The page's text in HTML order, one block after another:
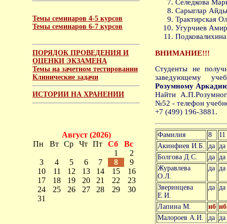
Темы семинаров 4-5 курсов
Темы семинаров 6-7 курсов
ПОРЯДОК ПРОВЕДЕНИЯ И
ОЦЕНКИ ЭКЗАМЕНА
Темы на зачетном тестировании
Клинические задачи
ИСТОРИИ НА ХРАНЕНИИ
Август (2026)
Пн
Вт Ср Чт Пт Сб
Вс
1
2
3
4 5 6 7 8
9
10
11 12 13 14 15
16
17
18 19 20 21 22
23
24
25 26 27 28 29
30
31
Селедкова
Сарыглар
Трактирская
Угурчиев
ВНИМАНИЕ!!!
Студенты не
заведующему
Розумному
Найти
№52 - телефон
+7 (499) 196-3881.
Фамилия 8
11
Акинфиев И.Б.
да да
Болгова Д.С.
да да
Журавлева
О.Л.
да да
Зверинцева
Е.И.
да да
Лапина М. нб нб
Малороев А.И.
да да